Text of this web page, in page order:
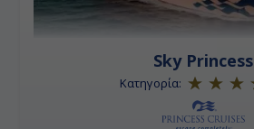
Sky Princess
Κατηγορία: